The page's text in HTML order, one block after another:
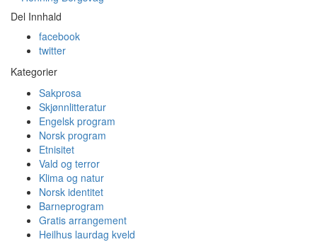
Del Innhald
facebook
twitter
Kategorier
Sakprosa
Skjønnlitteratur
Engelsk program
Norsk program
Etnisitet
Vald og terror
Klima og natur
Norsk identitet
Barneprogram
Gratis arrangement
Heilhus laurdag kveld